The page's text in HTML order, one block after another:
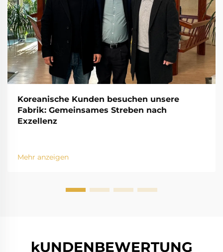
Koreanische Kunden besuchen unsere
Fabrik: Gemeinsames Streben nach
Exzellenz
Mehr anzeigen
kUNDENBEWERTUNG